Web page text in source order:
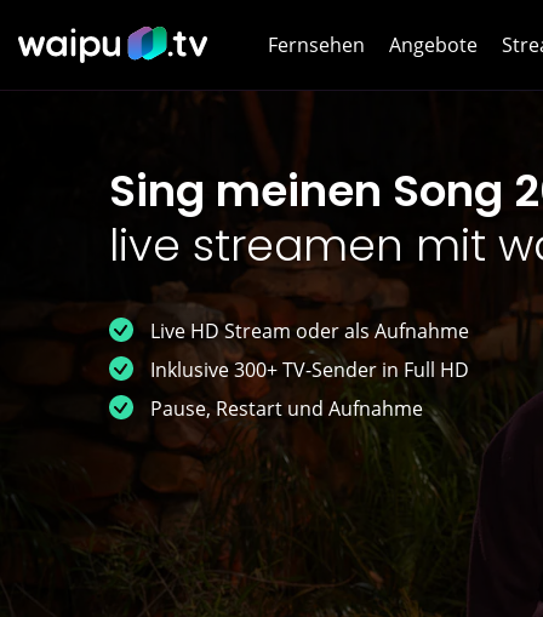
Fernsehen Angebote
Sing meinen Song
live streamen mit
Live HD Stream oder als Aufnahme
Inklusive 300+ TV-Sender in Full HD
Pause, Restart und Aufnahme